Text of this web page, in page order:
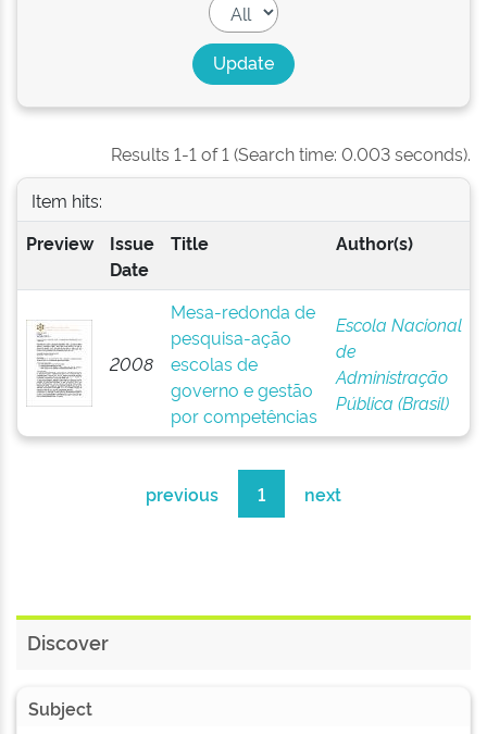
Results 1-1 of 1 (Search time: 0.003 seconds).
Item hits:
Preview
Issue
Date
Title Author(s)
2008
Mesa-redonda de
pesquisa-ação
escolas de
governo e gestão
por competências
Escola Nacional
de
Administração
Pública (Brasil)
previous 1 next
Discover
Subject